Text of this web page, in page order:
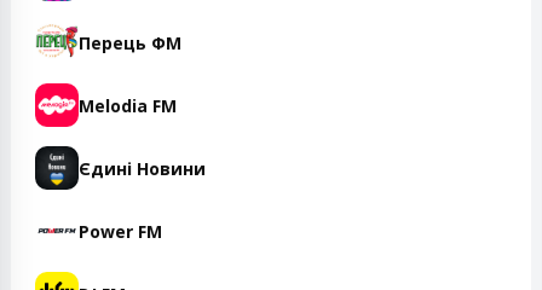
Перець ФМ
Melodia FM
Єдині Новини
Power FM